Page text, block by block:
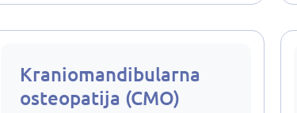
Kraniomandibularna
osteopatija (CMO)